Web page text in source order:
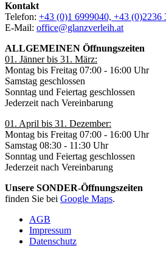
Kontakt
Telefon: +43 (0)1 6999040, +43 (0)2236
E-Mail: office@glanzverleih.at
ALLGEMEINEN Öffnungszeiten
01. Jänner bis 31. März:
Montag bis Freitag 07:00 - 16:00 Uhr
Samstag geschlossen
Sonntag und Feiertag geschlossen
Jederzeit nach Vereinbarung
01. April bis 31. Dezember:
Montag bis Freitag 07:00 - 16:00 Uhr
Samstag 08:30 - 11:30 Uhr
Sonntag und Feiertag geschlossen
Jederzeit nach Vereinbarung
Unsere SONDER-Öffnungszeiten
finden Sie bei Google Maps.
AGB
Impressum
Datenschutz